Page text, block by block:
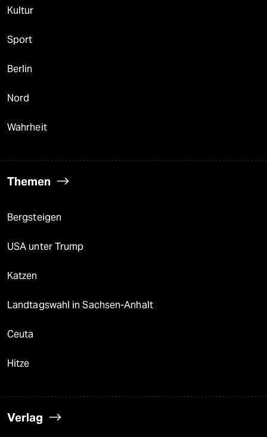
Kultur
Sport
Berlin
Nord
Wahrheit
Themen
Bergsteigen
USA unter Trump
Katzen
Landtagswahl in Sachsen-Anhalt
Ceuta
Hitze
Verlag